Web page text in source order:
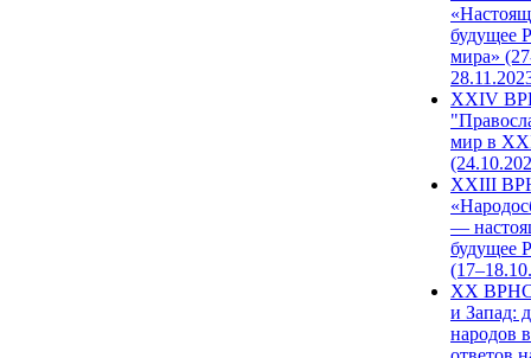
будущее
мира»
XXIV
мир в
XXIII
—
будущее
XX ВРНС
и Запад:
народов